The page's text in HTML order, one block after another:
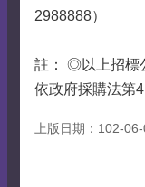
2988888）
註： ◎以上招標
依政府採購法第
上版日期：102-